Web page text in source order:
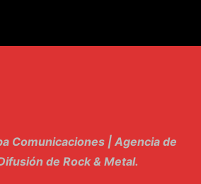
Comunicaciones | Agencia de
de Rock & Metal.